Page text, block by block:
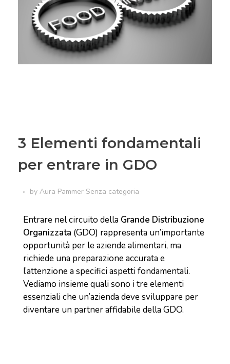
3 Elementi fondamentali
per entrare in GDO
by Aura Pammer Senza categoria
Entrare nel circuito della Grande Distribuzione
Organizzata (GDO) rappresenta un’importante
opportunità per le aziende alimentari, ma
richiede una preparazione accurata e
l’attenzione a specifici aspetti fondamentali.
Vediamo insieme quali sono i tre elementi
essenziali che un’azienda deve sviluppare per
diventare un partner affidabile della GDO.